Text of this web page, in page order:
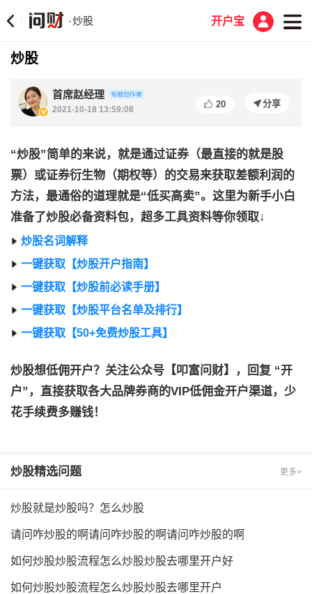
·炒股 开户宝
炒股
首席赵经理
2021-10-18 13:59:08 20 分享
“炒股”简单的来说，就是通过证券（最直接的就是股
票）或证券衍生物（期权等）的交易来获取差额利润的
方法，最通俗的道理就是“低买高卖”。这里为新手小白
准备了炒股必备资料包，超多工具资料等你领取↓
炒股名词解释
一键获取【炒股开户指南】
一键获取【炒股前必读手册】
一键获取【炒股平台名单及排行】
一键获取【50+免费炒股工具】
炒股想低佣开户？关注公众号【叩富问财】，回复 “开
户”，直接获取各大品牌券商的VIP低佣金开户渠道，少
花手续费多赚钱！
炒股精选问题 更多>
炒股就是炒股吗？怎么炒股
请问咋炒股的啊请问咋炒股的啊请问咋炒股的啊
如何炒股炒股流程怎么炒股炒股去哪里开户好
如何炒股炒股流程怎么炒股炒股去哪里开户